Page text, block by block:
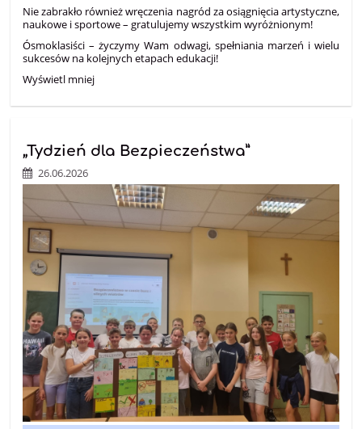
Nie zabrakło również wręczenia nagród za osiągnięcia artystyczne,
naukowe i sportowe – gratulujemy wszystkim wyróżnionym!
Ósmoklasiści – życzymy Wam odwagi, spełniania marzeń i wielu
sukcesów na kolejnych etapach edukacji!
Wyświetl mniej
„Tydzień dla Bezpieczeństwa”
26.06.2026